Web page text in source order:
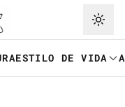
ESTILO DE VIDA